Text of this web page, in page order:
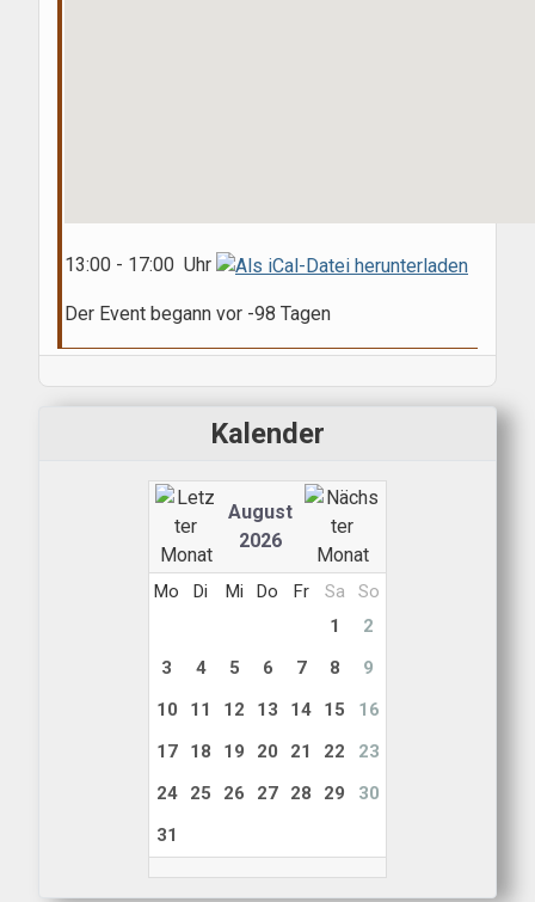
13:00 - 17:00 Uhr
Der Event begann vor -98 Tagen
Kalender
August
2026
Mo Di Mi Do Fr Sa
So
1
2
3
4 5 6 7 8
9
10
11 12 13 14 15
16
17
18 19 20 21 22
23
24
25 26 27 28 29
30
31